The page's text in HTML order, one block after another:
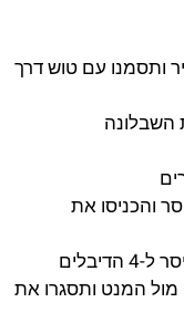
ותסמנו עם טוש דרך
השבלונה
והכניסו את
המנט ותסגרו את